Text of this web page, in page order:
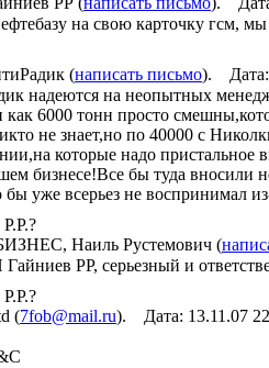
на свою карточку гсм,
(написать письмо). Дата:
надеются на неопытных
как 6000 тонн просто
не знает,но по 40000 с
которые надо
бизнесе!Все бы туда
уже всерьез не воспринимал
Наиль Рустемович (
РР, серьезный и
(7fob@mail.ru). Дата: 13.11.07